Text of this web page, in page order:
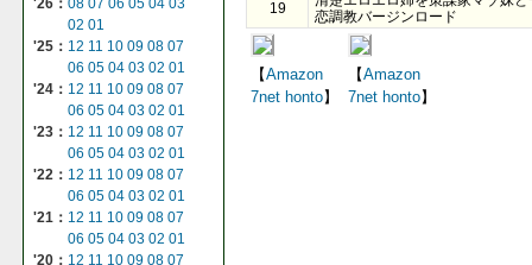
'26： 08 07 06 05 04 03
02 01
'25： 12 11 10 09 08 07
06 05 04 03 02 01
'24： 12 11 10 09 08 07
06 05 04 03 02 01
'23： 12 11 10 09 08 07
06 05 04 03 02 01
'22： 12 11 10 09 08 07
06 05 04 03 02 01
'21： 12 11 10 09 08 07
06 05 04 03 02 01
'20： 12 11 10 09 08 07
19
恋調教バージンロード
【Amazon
7net honto】
【Amazon
7net honto】